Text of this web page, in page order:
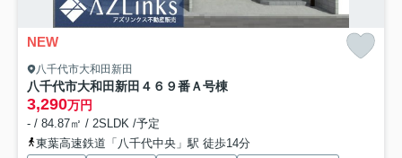
NEW
八千代市大和田新田
八千代市大和田新田４６９番Ａ号棟
3,290万円
- / 84.87㎡ / 2SLDK /予定
東葉高速鉄道「八千代中央」駅 徒歩14分